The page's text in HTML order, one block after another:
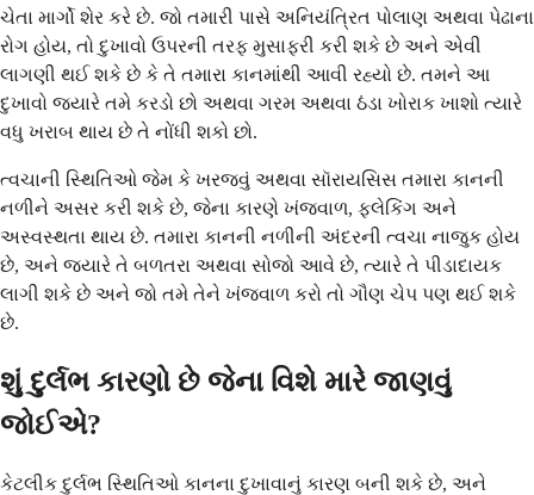
ચેતા માર્ગો શેર કરે છે. જો તમારી પાસે અનિયંત્રિત પોલાણ અથવા પેઢાના
રોગ હોય, તો દુખાવો ઉપરની તરફ મુસાફરી કરી શકે છે અને એવી
લાગણી થઈ શકે છે કે તે તમારા કાનમાંથી આવી રહ્યો છે. તમને આ
દુખાવો જ્યારે તમે કરડો છો અથવા ગરમ અથવા ઠંડા ખોરાક ખાશો ત્યારે
વધુ ખરાબ થાય છે તે નોંધી શકો છો.
ત્વચાની સ્થિતિઓ જેમ કે ખરજવું અથવા સૉરાયસિસ તમારા કાનની
નળીને અસર કરી શકે છે, જેના કારણે ખંજવાળ, ફ્લેકિંગ અને
અસ્વસ્થતા થાય છે. તમારા કાનની નળીની અંદરની ત્વચા નાજુક હોય
છે, અને જ્યારે તે બળતરા અથવા સોજો આવે છે, ત્યારે તે પીડાદાયક
લાગી શકે છે અને જો તમે તેને ખંજવાળ કરો તો ગૌણ ચેપ પણ થઈ શકે
છે.
શું દુર્લભ કારણો છે જેના વિશે મારે જાણવું
જોઈએ?
કેટલીક દુર્લભ સ્થિતિઓ કાનના દુખાવાનું કારણ બની શકે છે, અને